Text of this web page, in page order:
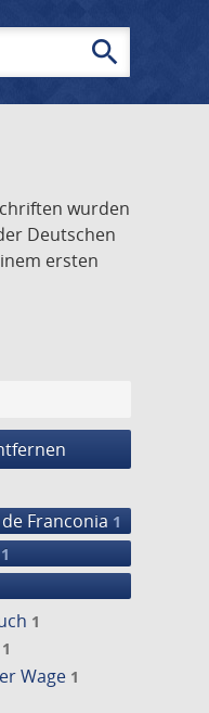
search
wurden
Deutschen
ersten
Franconia 1
1
1
1
Wage 1